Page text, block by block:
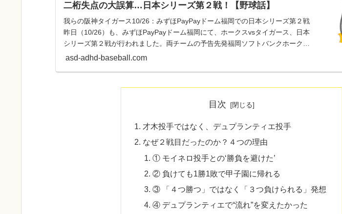
二桁失点の大誤算…日本シリーズ第２戦！【野球話】
我らの阪神タイガース10/26：みずほPayPayドーム福岡での日本シリーズ第２戦
昨日（10/26）も、みずほPayPayドーム福岡にて、ホークスvsタイガース、日本
シリーズ第２戦が行われました。両チームの予告先発福岡ソフトバンクホークス
...
asd-adhd-baseball.com
目次
才木投手ではなく、デュプランティエ投手
なぜ２戦目だったのか？４つの理由
① モイネロ投手との‘勝負を避けた’
② 負けても1勝1敗で甲子園に帰れる
③ 「４つ勝つ」ではなく「３つ負けられる」発想
④ デュプランティエで“流れ”を変えたかった